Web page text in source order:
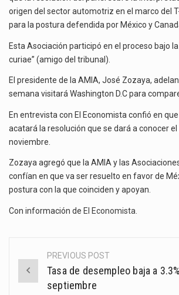
EN
PANEL
origen del sector automotriz en el marco del
para la postura defendida por México y
Esta Asociación participó en el proceso bajo
curiae” (amigo del tribunal).
El presidente de la AMIA, José Zozaya,
semana visitará Washington D.C para
En entrevista con El Economista confió en
acatará la resolución que se dará a conocer
noviembre.
Zozaya agregó que la AMIA y las
confían en que va ser resuelto en favor de
postura con la que coinciden y apoyan.
Con información de El Economista
Post
navigation
PREVIOUS POST
Tasa de desempleo baja a
septiembre